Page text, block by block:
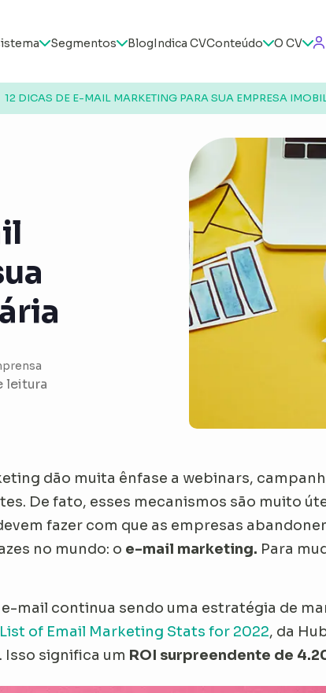
Segmentos BlogIndica CVConteúdo O CV
12 DICAS DE E-MAIL MARKETING PARA SUA EMPRESA
leitura
dão muita ênfase a webinars,
De fato, esses mecanismos são muito
fazer com que as empresas
no mundo: o e-mail marketing. Para
mail continua sendo uma estratégia de
of Email Marketing Stats for 2022, da
significa um ROI surpreendente de